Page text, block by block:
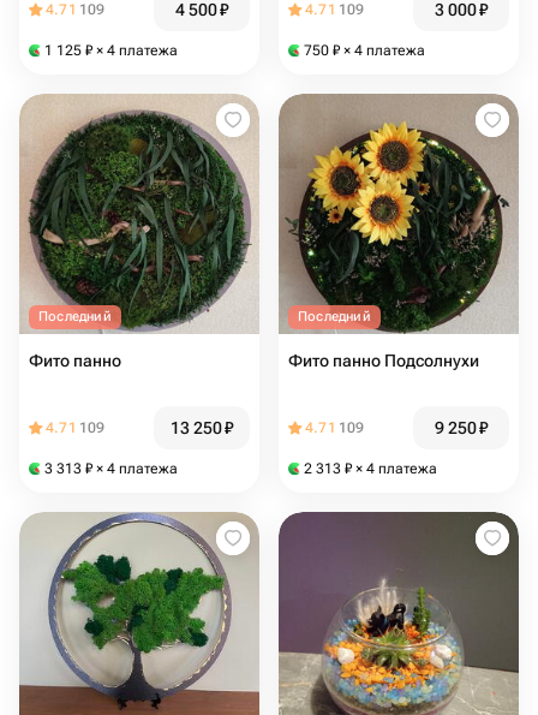
4.71 109 4 500₽
1 125 ₽ × 4 платежа
4.71 109 3 000₽
750 ₽ × 4 платежа
Последний
Фито панно
4.71 109 13 250₽
3 313 ₽ × 4 платежа
Последний
Фито панно Подсолнухи
4.71 109 9 250₽
2 313 ₽ × 4 платежа